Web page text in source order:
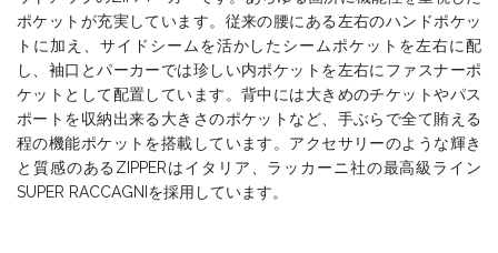
ポケットが充実しています。従来の腰にある左右のハンドポケッ
トに加え、サイドシームを活かしたシームポケットを左右に配
し、袖口とパーカーでは珍しい内ポケットを左右にファスナーポ
ケットとして配置しています。背中には大きめのチケットやパス
ポートを収納出来る大きさのポケットなど、手ぶらで全て賄える
程の機能ポケットを搭載しています。アクセサリーのような輝き
と質感のあるZIPPERはイタリア、ラッカーニ社の最高級ライン
SUPER RACCAGNIを採用しています。